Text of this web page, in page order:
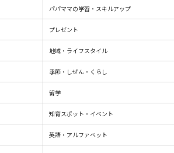
パパママの学習・スキルアップ
プレゼント
地域・ライフスタイル
季節・しぜん・くらし
留学
知育スポット・イベント
英語・アルファベット